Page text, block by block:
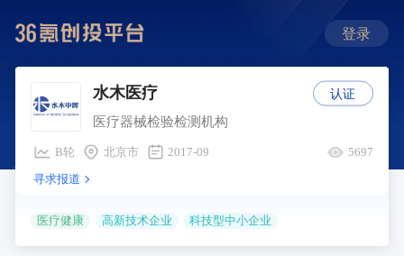
登录
水木医疗
医疗器械检验检测机构
B轮 北京市 2017-09 5697
寻求报道
医疗健康 高新技术企业 科技型中小企业
认证